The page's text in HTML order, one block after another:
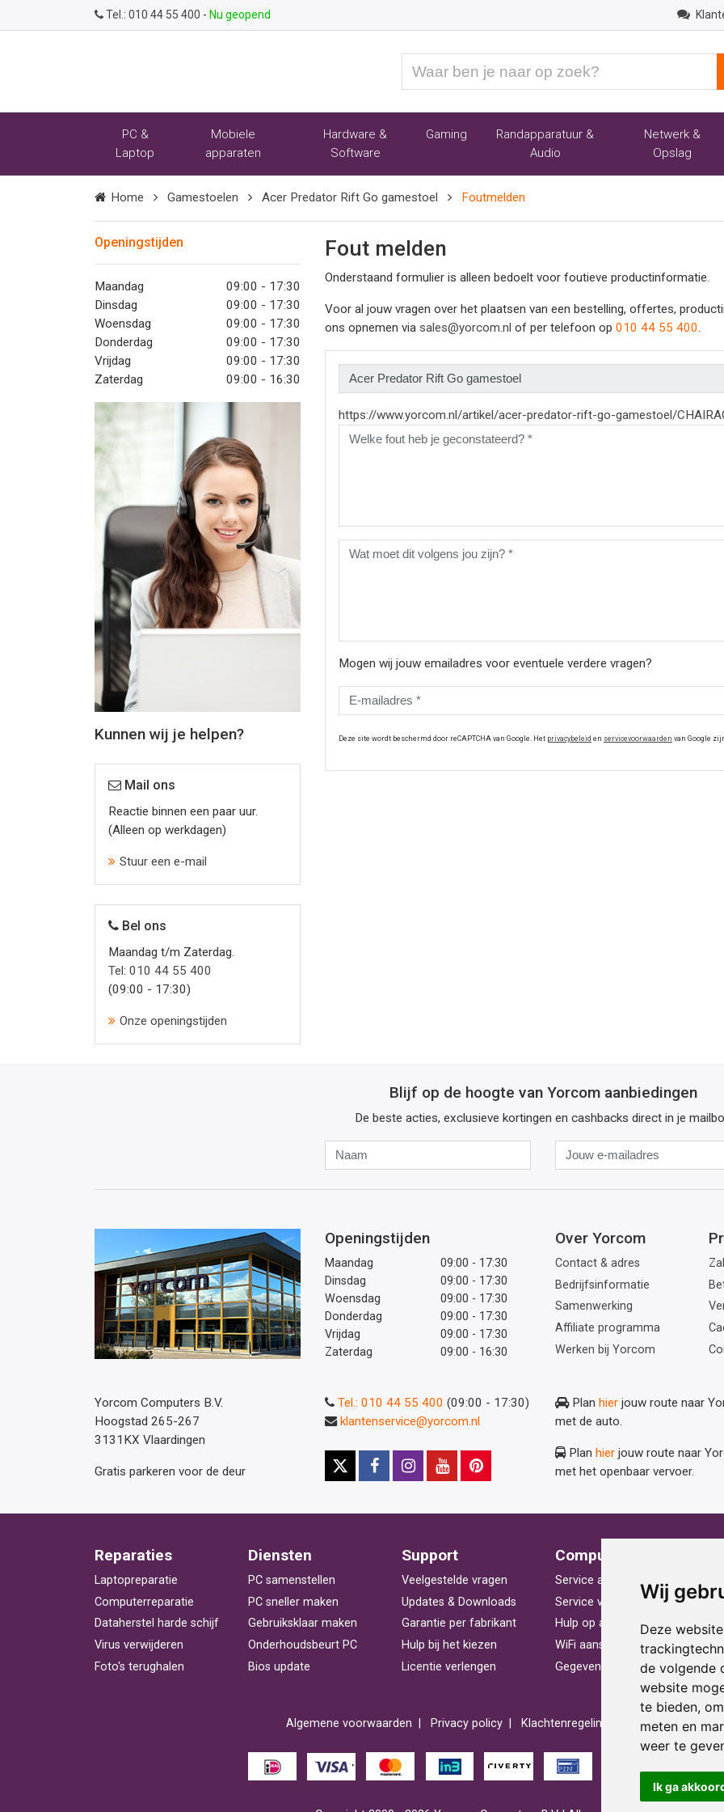
Wij
Deze
de volgende
website
te bieden,
meten en
weer te
Ik ga
Tel.: 010 44 55 400 - Nu geopend
ben
naar
PC &
Laptop
Mobiele
apparaten
Hardware &
Software
Gaming
Randapparatuur &
Audio
Netwerk &
Opslag
Home Gamestoelen Acer Predator Rift Go gamestoel Foutmelden
Openingstijden
Maandag
09:00 - 17:30
Dinsdag
09:00 - 17:30
Woensdag
09:00 - 17:30
Donderdag
09:00 - 17:30
Vrijdag
09:00 - 17:30
Zaterdag
09:00 - 16:30
Kunnen wij je helpen?
Mail ons
Reactie binnen een paar uur.
(Alleen op werkdagen)
Stuur een e-mail
Bel ons
Maandag t/m Zaterdag.
Tel: 010 44 55 400
(09:00 - 17:30)
Onze openingstijden
Fout melden
Onderstaand formulier is alleen bedoelt voor foutieve productinformatie.
Voor al jouw vragen over het plaatsen van een bestelling, offertes,
ons opnemen via sales@yorcom.nl of per telefoon op 010 44 55 400.
https://www.yorcom.nl/artikel/acer-predator-rift-go-gamestoel/
Mogen wij jouw emailadres voor eventuele verdere vragen?
Deze site wordt beschermd door reCAPTCHA van Google. Het privacybeleid en servicevoorwaarden van Google
Blijf op de hoogte van Yorcom aanbiedingen
De beste acties, exclusieve kortingen en cashbacks direct in je
Jouw
e-
mailadres
Openingstijden
Maandag
09:00 - 17:30
Dinsdag
09:00 - 17:30
Woensdag
09:00 - 17:30
Donderdag
09:00 - 17:30
Vrijdag
09:00 - 17:30
Zaterdag
09:00 - 16:30
Over Yorcom
Contact & adres
Bedrijfsinformatie
Samenwerking
Affiliate programma
Werken bij Yorcom
Yorcom Computers B.V.
Hoogstad 265-267
3131KX Vlaardingen
Gratis parkeren voor de deur
Plan hier jouw route naar
met de auto.
Plan hier jouw route naar
met het openbaar vervoer.
Tel.: 010 44 55 400 (09:00 - 17:30)
klantenservice@yorcom.nl
Reparaties
Laptopreparatie
Computerreparatie
Dataherstel harde schijf
Virus verwijderen
Foto's terughalen
Diensten
PC samenstellen
PC sneller maken
Gebruiksklaar maken
Onderhoudsbeurt PC
Bios update
Support
Veelgestelde vragen
Updates & Downloads
Garantie per fabrikant
Hulp bij het kiezen
Licentie verlengen
Computerhulp
Service aan huis
Service voor bedrijven
Hulp op afstand
WiFi aansluiten
Gegevens herstellen
Algemene voorwaarden Privacy policy Klachtenregeling Reviews